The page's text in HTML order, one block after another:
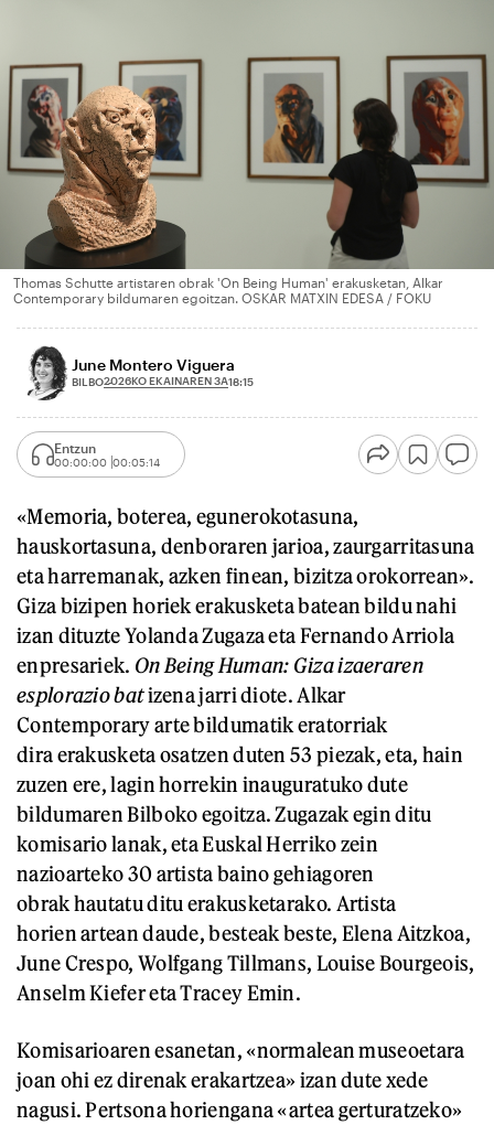
Thomas Schutte artistaren obrak 'On Being Human' erakusketan, Alkar
Contemporary bildumaren egoitzan. OSKAR MATXIN EDESA / FOKU
June Montero Viguera
BILBO2026KO EKAINAREN 3A18:15
Entzun
00:00:00 00:05:14
«Memoria, boterea, egunerokotasuna,
hauskortasuna, denboraren jarioa, zaurgarritasuna
eta harremanak, azken finean, bizitza orokorrean».
Giza bizipen horiek erakusketa batean bildu nahi
izan dituzte Yolanda Zugaza eta Fernando Arriola
enpresariek. On Being Human: Giza izaeraren
esplorazio batizena jarri diote. Alkar
Contemporary arte bildumatik eratorriak
dira erakusketa osatzen duten 53 piezak, eta, hain
zuzen ere, lagin horrekin inauguratuko dute
bildumaren Bilboko egoitza. Zugazak egin ditu
komisario lanak, eta Euskal Herriko zein
nazioarteko 30 artista baino gehiagoren
obrak hautatu ditu erakusketarako. Artista
horien artean daude, besteak beste, Elena Aitzkoa,
June Crespo, Wolfgang Tillmans, Louise Bourgeois,
Anselm Kiefer eta Tracey Emin.
Komisarioaren esanetan, «normalean museoetara
joan ohi ez direnak erakartzea» izan dute xede
nagusi. Pertsona horiengana «artea gerturatzeko»